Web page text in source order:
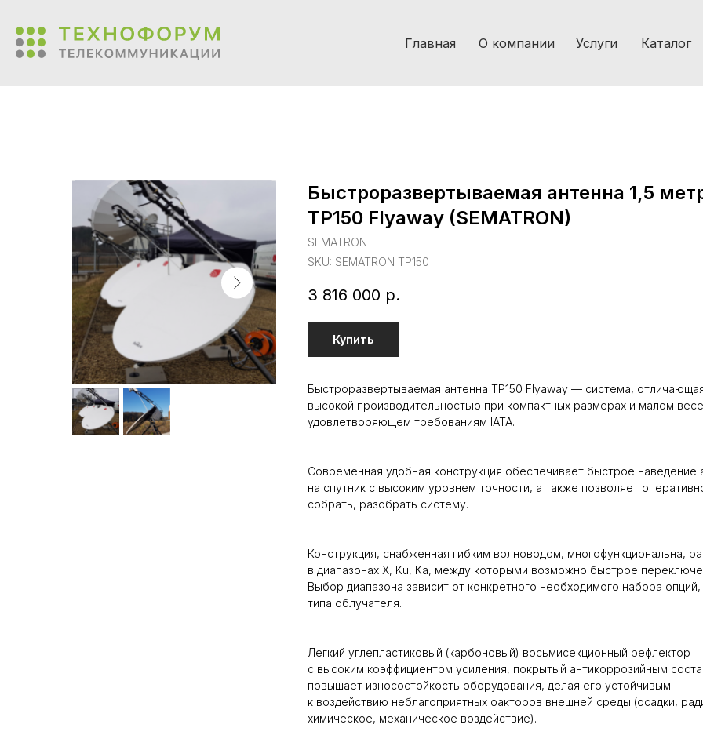
Главная О компании Услуги Каталог
Быстроразвертываемая антенна 1,5
TP150 Flyaway (SEMATRON)
SEMATRON
SKU: SEMATRON TP150
3 816 000 р.
Купить
Быстроразвертываемая антенна TP150 Flyaway — система,
высокой производительностью при компактных размерах и малом
удовлетворяющем требованиям IATA.
Современная удобная конструкция обеспечивает быстрое наведение
на спутник с высоким уровнем точности, а также позволяет
собрать, разобрать систему.
Конструкция, снабженная гибким волноводом, многофункциональна,
в диапазонах X, Ku, Ka, между которыми возможно быстрое
Выбор диапазона зависит от конкретного необходимого набора
типа облучателя.
Легкий углепластиковый (карбоновый) восьмисекционный рефлектор
с высоким коэффициентом усиления, покрытый антикоррозийным
повышает износостойкость оборудования, делая его устойчивым
к воздействию неблагоприятных факторов внешней среды (осадки,
химическое, механическое воздействие).